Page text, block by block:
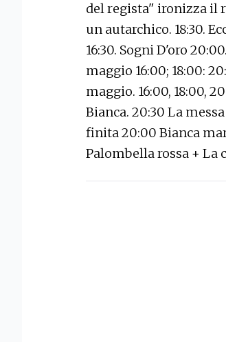
del regista" ironizza il
un autarchico. 18:30.
16:30. Sogni D'oro
maggio 16:00; 18:00:
maggio. 16:00, 18:00,
Bianca. 20:30 La
finita 20:00 Bianca
Palombella rossa + La